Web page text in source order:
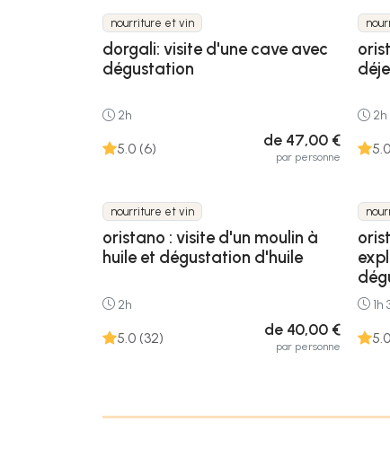
nourriture et vin
dorgali: visite d'une cave avec
dégustation
2h
5.0 (6) de 47,00 €
par personne
2h
nourriture et vin
oristano : visite d'un moulin à
huile et dégustation d'huile
2h
5.0 (32) de 40,00 €
par personne
1h